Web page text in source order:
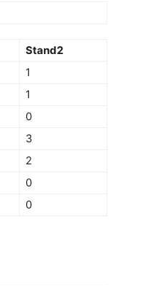
Stand2
1
1
0
3
2
0
0